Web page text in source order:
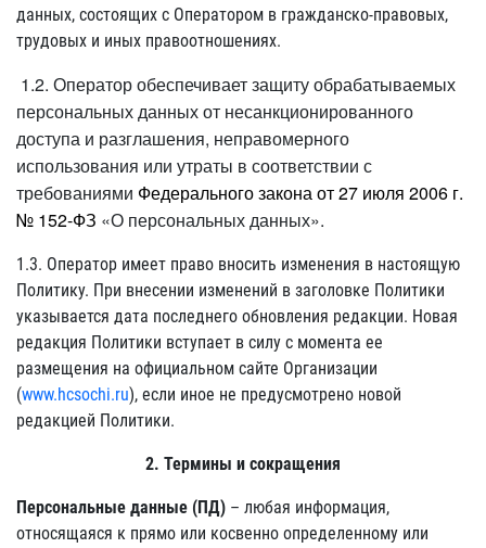
данных, состоящих с Оператором в гражданско-правовых,
трудовых и иных правоотношениях.
1.2. Оператор обеспечивает защиту обрабатываемых
персональных данных от несанкционированного
доступа и разглашения, неправомерного
использования или утраты в соответствии с
требованиями Федерального закона от 27 июля 2006 г.
№ 152-ФЗ «О персональных данных».
1.3. Оператор имеет право вносить изменения в настоящую
Политику. При внесении изменений в заголовке Политики
указывается дата последнего обновления редакции. Новая
редакция Политики вступает в силу с момента ее
размещения на официальном сайте Организации
(www.hcsochi.ru), если иное не предусмотрено новой
редакцией Политики.
2. Термины и сокращения
Персональные данные (ПД) – любая информация,
относящаяся к прямо или косвенно определенному или